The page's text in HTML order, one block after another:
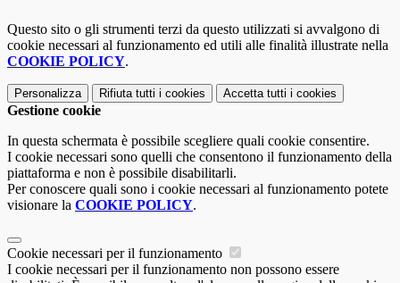
Questo sito o gli strumenti terzi da questo utilizzati si avvalgono di
cookie necessari al funzionamento ed utili alle finalità illustrate nella
COOKIE POLICY.
Personalizza Rifiuta tutti i cookies Accetta tutti i cookies
Gestione cookie
In questa schermata è possibile scegliere quali cookie consentire.
I cookie necessari sono quelli che consentono il funzionamento della
piattaforma e non è possibile disabilitarli.
Per conoscere quali sono i cookie necessari al funzionamento potete
visionare la COOKIE POLICY.
Cookie necessari per il funzionamento
I cookie necessari per il funzionamento non possono essere